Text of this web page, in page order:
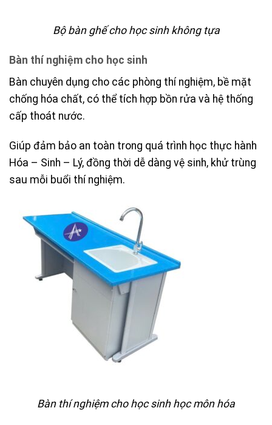
Bộ bàn ghế cho học sinh không tựa
Bàn thí nghiệm cho học sinh
Bàn chuyên dụng cho các phòng thí nghiệm, bề mặt
chống hóa chất, có thể tích hợp bồn rửa và hệ thống
cấp thoát nước.
Giúp đảm bảo an toàn trong quá trình học thực hành
Hóa – Sinh – Lý, đồng thời dễ dàng vệ sinh, khử trùng
sau mỗi buổi thí nghiệm.
Bàn thí nghiệm cho học sinh học môn hóa